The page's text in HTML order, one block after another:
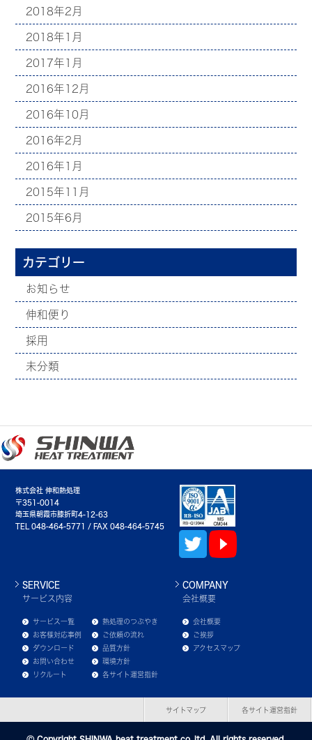
2018年2月
2018年1月
2017年1月
2016年12月
2016年10月
2016年2月
2016年1月
2015年11月
2015年6月
カテゴリー
お知らせ
伸和便り
採用
未分類
株式会社 伸和熱処理
〒351-0014
埼玉県朝霞市膝折町4-12-63
TEL 048-464-5771 / FAX 048-464-5745
SERVICE
サービス内容
サービス一覧
熱処理のつぶやき
お客様対応事例
ご依頼の流れ
ダウンロード
品質方針
お問い合わせ
環境方針
リクルート
各サイト運営指針
COMPANY
会社概要
会社概要
ご挨拶
アクセスマップ
サイトマップ 各サイト運営指針